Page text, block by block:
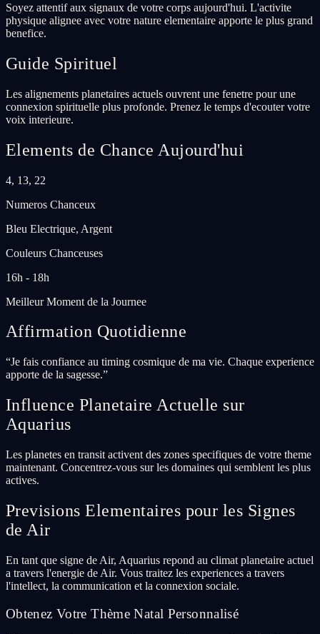
Soyez attentif aux signaux de votre corps aujourd'hui. L'activite
physique alignee avec votre nature elementaire apporte le plus grand
benefice.
Guide Spirituel
Les alignements planetaires actuels ouvrent une fenetre pour une
connexion spirituelle plus profonde. Prenez le temps d'ecouter votre
voix interieure.
Elements de Chance Aujourd'hui
4, 13, 22
Numeros Chanceux
Bleu Electrique, Argent
Couleurs Chanceuses
16h - 18h
Meilleur Moment de la Journee
Affirmation Quotidienne
“Je fais confiance au timing cosmique de ma vie. Chaque experience
apporte de la sagesse.”
Influence Planetaire Actuelle sur
Aquarius
Les planetes en transit activent des zones specifiques de votre theme
maintenant. Concentrez-vous sur les domaines qui semblent les plus
actives.
Previsions Elementaires pour les Signes
de Air
En tant que signe de Air, Aquarius repond au climat planetaire actuel
a travers l'energie de Air. Vous traitez les experiences a travers
l'intellect, la communication et la connexion sociale.
Obtenez Votre Thème Natal Personnalisé